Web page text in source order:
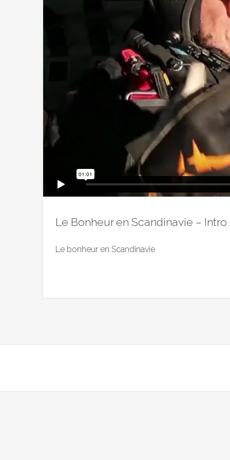
Le Bonheur en Scandinavie – Intro
Le bonheur en Scandinavie